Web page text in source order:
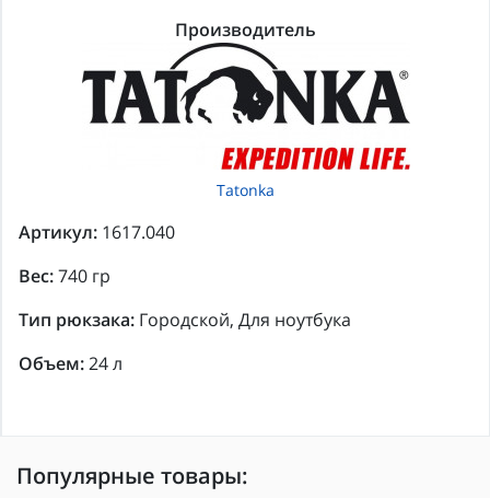
Производитель
Tatonka
Артикул: 1617.040
Вес:740 гр
Тип рюкзака: Городской, Для ноутбука
Объем:24 л
Популярные товары: